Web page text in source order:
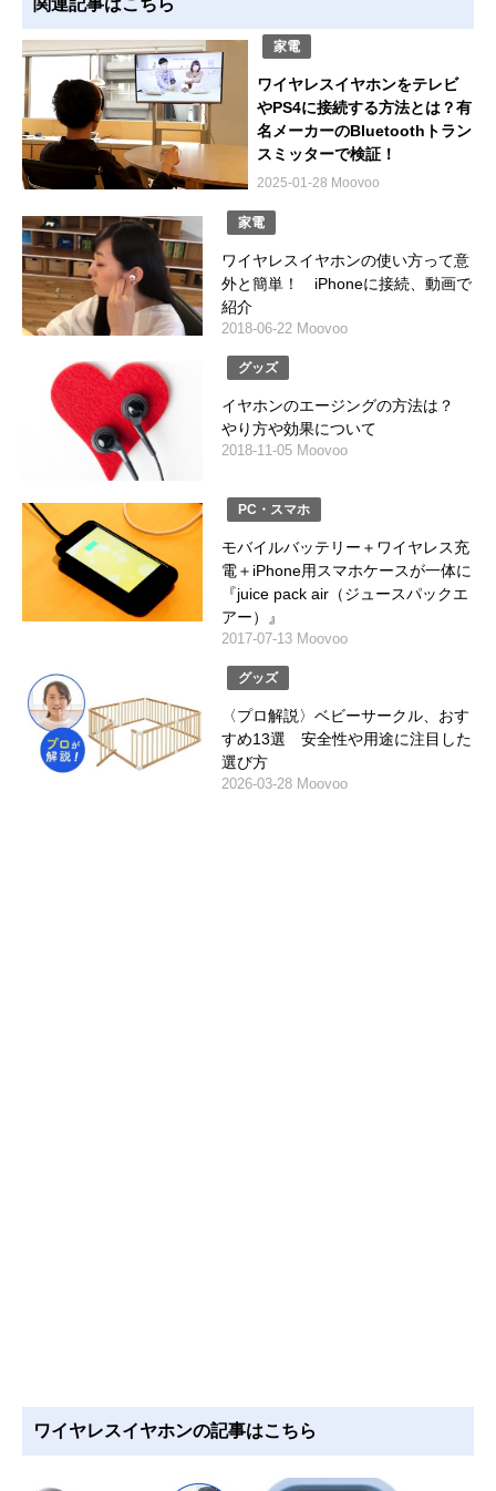
関連記事はこちら
家電
ワイヤレスイヤホンをテレビ
やPS4に接続する方法とは？有
名メーカーのBluetoothトラン
スミッターで検証！
2025-01-28 Moovoo
家電
ワイヤレスイヤホンの使い方って意
外と簡単！ iPhoneに接続、動画で
紹介
2018-06-22 Moovoo
グッズ
イヤホンのエージングの方法は？
やり方や効果について
2018-11-05 Moovoo
PC・スマホ
モバイルバッテリー＋ワイヤレス充
電＋iPhone用スマホケースが一体に
『juice pack air（ジュースパックエ
アー）』
2017-07-13 Moovoo
グッズ
〈プロ解説〉ベビーサークル、おす
すめ13選 安全性や用途に注目した
選び方
2026-03-28 Moovoo
ワイヤレスイヤホンの記事はこちら